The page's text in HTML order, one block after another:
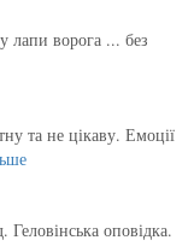
лапи ворога ... без
та не цікаву. Емоції
оповідка.